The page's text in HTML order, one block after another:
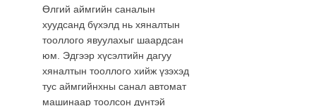
Өлгий аймгийн саналын
хуудсанд бүхэлд нь хяналтын
тооллого явуулахыг шаардсан
юм. Эдгээр хүсэлтийн дагуу
хяналтын тооллого хийж үзэхэд
тус аймгийнхны санал автомат
машинаар тоолсон дүнтэй